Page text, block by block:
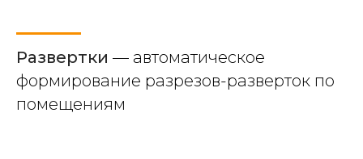
Развертки — автоматическое
формирование разрезов-разверток по
помещениям